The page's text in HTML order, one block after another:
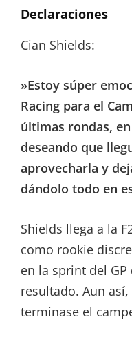
Declaraciones
Cian Shields:
»Estoy súper
Racing para el
últimas rondas,
deseando que
aprovecharla y
dándolo todo en
Shields llega a la
como rookie
en la sprint del
resultado. Aun
terminase el